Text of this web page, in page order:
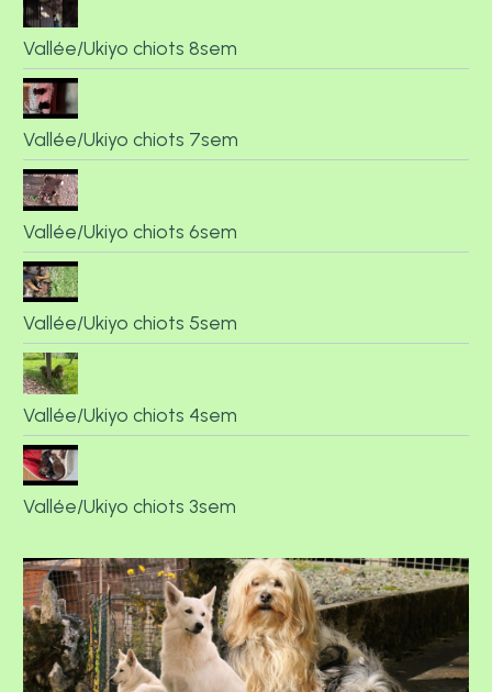
Vallée/Ukiyo chiots 8sem
Vallée/Ukiyo chiots 7sem
Vallée/Ukiyo chiots 6sem
Vallée/Ukiyo chiots 5sem
Vallée/Ukiyo chiots 4sem
Vallée/Ukiyo chiots 3sem